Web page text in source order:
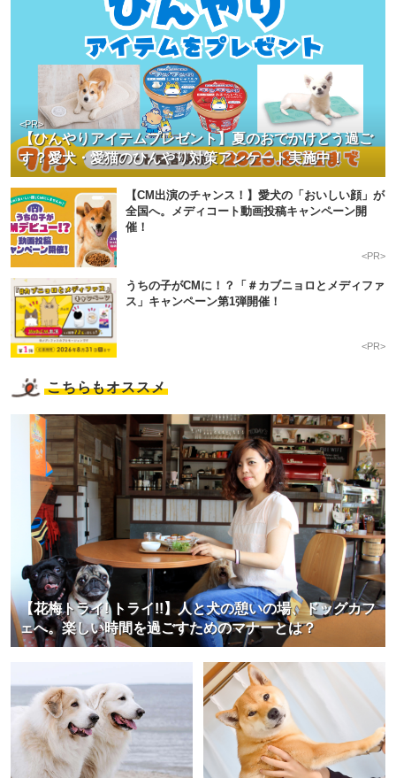
【ひんやりアイテムプレゼント】夏のおでかけどう過ご
す？愛犬・愛猫のひんやり対策アンケート実施中！
<PR>
【CM出演のチャンス！】愛犬の「おいしい顔」が
全国へ。メディコート動画投稿キャンペーン開
催！
<PR>
うちの子がCMに！？「＃カブニョロとメディファ
ス」キャンペーン第1弾開催！
<PR>
こちらもオススメ
【花梅トライ! トライ!!】人と犬の憩いの場、ドッグカフ
ェへ。楽しい時間を過ごすためのマナーとは？